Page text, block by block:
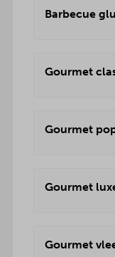
Barbecue
Gourmet
Gourmet
Gourmet
Gourmet